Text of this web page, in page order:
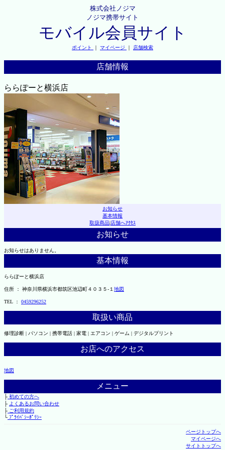
株式会社ノジマ
ノジマ携帯サイト
モバイル会員サイト
ポイント ｜ マイページ ｜ 店舗検索
店舗情報
ららぽーと横浜店
お知らせ
基本情報
取扱商品|店舗へｱｸｾｽ
お知らせ
お知らせはありません。
基本情報
ららぽーと横浜店
住所 ： 神奈川県横浜市都筑区池辺町４０３５-１ 地図
TEL ： 0459296252
取扱い商品
修理診断 | パソコン | 携帯電話 | 家電 | エアコン | ゲーム | デジタルプリント
お店へのアクセス
地図
メニュー
├初めての方へ
├ よくあるお問い合わせ
├ご利用規約
└ﾌﾟﾗｲﾊﾞｼｰﾎﾟﾘｼｰ
ページトップへ
マイページへ
サイトトップへ